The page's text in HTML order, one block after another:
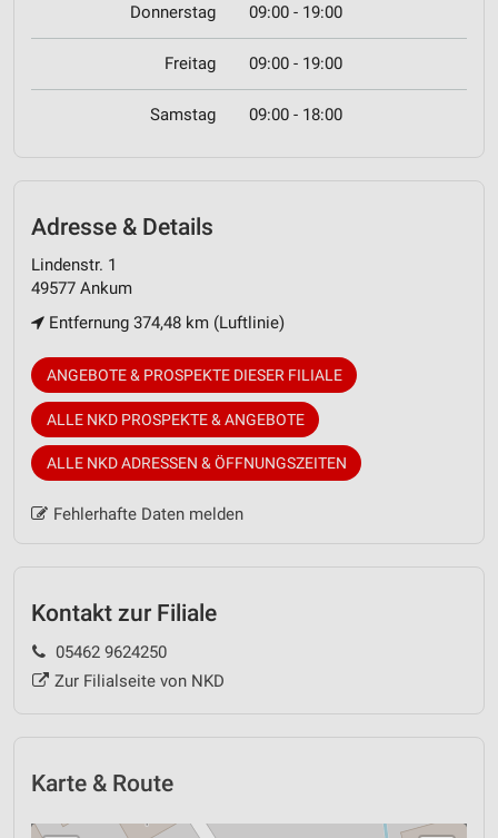
Donnerstag 09:00 - 19:00
Freitag 09:00 - 19:00
Samstag 09:00 - 18:00
Adresse & Details
Lindenstr. 1
49577 Ankum
Entfernung 374,48 km (Luftlinie)
ANGEBOTE & PROSPEKTE DIESER FILIALE
ALLE NKD PROSPEKTE & ANGEBOTE
ALLE NKD ADRESSEN & ÖFFNUNGSZEITEN
Fehlerhafte Daten melden
Kontakt zur Filiale
05462 9624250
Zur Filialseite von NKD
Karte & Route